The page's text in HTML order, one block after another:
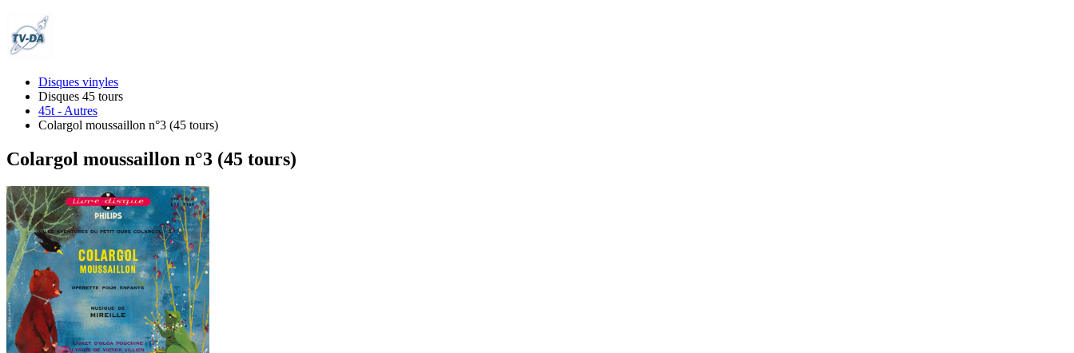
Disques vinyles
Disques 45 tours
45t - Autres
Colargol moussaillon n°3 (45 tours)
Colargol moussaillon n°3 (45 tours)